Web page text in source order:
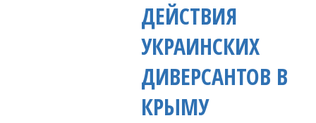
ДЕЙСТВИЯ
УКРАИНСКИХ
ДИВЕРСАНТОВ В
КРЫМУ